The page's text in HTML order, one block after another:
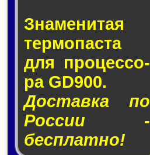
Знаменитая
тер­мо­пас­та
для про­цес­со­
ра GD900.
Доставка по
России -
бесплатно!